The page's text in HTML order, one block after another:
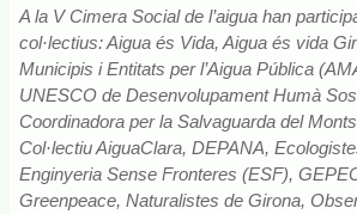
A la V Cimera Social de l’aigua han
col·lectius: Aigua és Vida, Aigua és vida
Municipis i Entitats per l’Aigua Pública
UNESCO de Desenvolupament Humà
Coordinadora per la Salvaguarda del
Col·lectiu AiguaClara, DEPANA,
Enginyeria Sense Fronteres (ESF),
Greenpeace, Naturalistes de Girona,